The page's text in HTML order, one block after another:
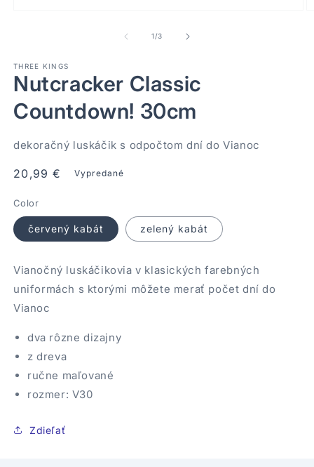
okne
1/z3
THREE KINGS
Nutcracker Classic
Countdown! 30cm
dekoračný luskáčik s odpočtom dní do Vianoc
Normálna
20,99 € Vypredané
Color
červený kabát zelený kabát
Vianočný luskáčikovia v klasických farebných
uniformách s ktorými môžete merať počet dní do
Vianoc
dva rôzne dizajny
z dreva
ručne maľované
rozmer: V30
Zdieľať